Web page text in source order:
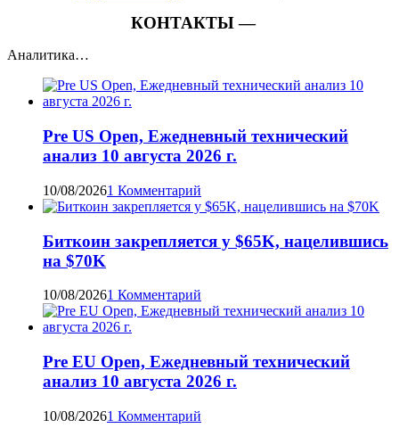
КОНТАКТЫ —
Аналитика…
Pre US Open, Ежедневный технический
анализ 10 августа 2026 г.
10/08/20261 Комментарий
Биткоин закрепляется у $65K, нацелившись
на $70K
10/08/20261 Комментарий
Pre EU Open, Ежедневный технический
анализ 10 августа 2026 г.
10/08/20261 Комментарий